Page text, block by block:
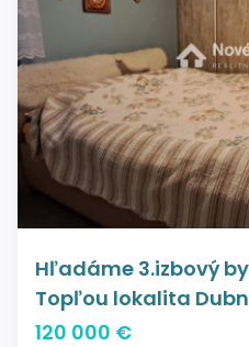
Hľadáme 3.izbový
Topľou lokalita
120 000 €